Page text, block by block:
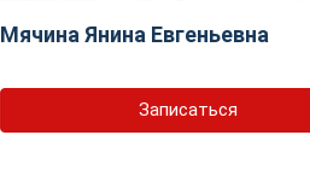
Мячина Янина Евгеньевна
Записаться